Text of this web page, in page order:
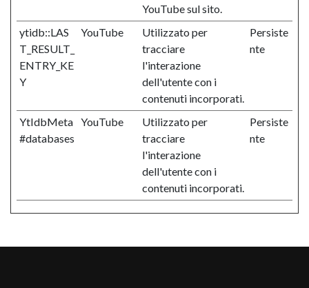
YouTube sul sito.
ytidb::LAS
T_RESULT_
ENTRY_KE
Y
YouTube
Utilizzato per
tracciare
l'interazione
dell'utente con i
contenuti incorporati.
Persiste
nte
YtIdbMeta
#databases
YouTube
Utilizzato per
tracciare
l'interazione
dell'utente con i
contenuti incorporati.
Persiste
nte